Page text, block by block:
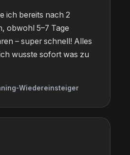
ich bereits nach 2
obwohl 5–7 Tage
– super schnell! Alles
wusste sofort was zu
Wiedereinsteiger